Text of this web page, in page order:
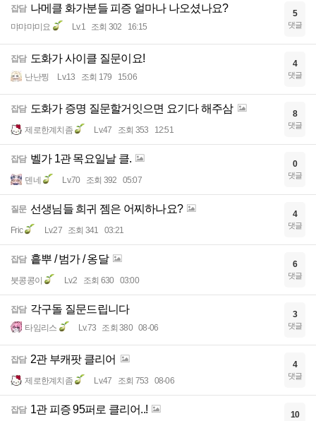
잡담 나메클 화가분들 피증 얼마나 나오셨나요?
먀먀먀미요 Lv.1 조회 302 16:15
5
댓글
잡담 도화가 사이클 질문이요!
난난찡 Lv.13 조회 179 15:06
4
댓글
잡담 도화가 증명 질문할거잇으면 요기다 해주삼
제로한계치좀 Lv.47 조회 353 12:51
8
댓글
잡담 벨가 1관 목요일날 클.
덴네 Lv.70 조회 392 05:07
0
댓글
질문 선생님들 희귀 젬은 어찌하나요?
Fric Lv.27 조회 341 03:21
4
댓글
잡담 흩뿌 / 범가 / 옹달
붓콩콩이 Lv.2 조회 630 03:00
6
댓글
잡담 각구돌 질문드립니다
타임리스 Lv.73 조회 380 08-06
3
댓글
잡담 2관 부캐팟 클리어
제로한계치좀 Lv.47 조회 753 08-06
4
댓글
잡담 1관 피증 95퍼로 클리어..! 10